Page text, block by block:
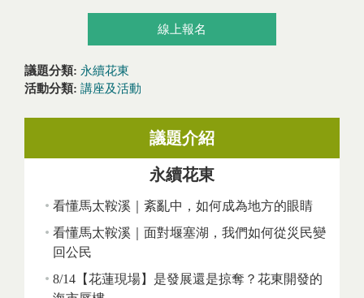
線上報名
議題分類: 永續花東
活動分類: 講座及活動
議題介紹
永續花東
看懂馬太鞍溪｜紊亂中，如何成為地方的眼睛
看懂馬太鞍溪｜面對堰塞湖，我們如何從災民變
回公民
8/14【花蓮現場】是發展還是掠奪？花東開發的